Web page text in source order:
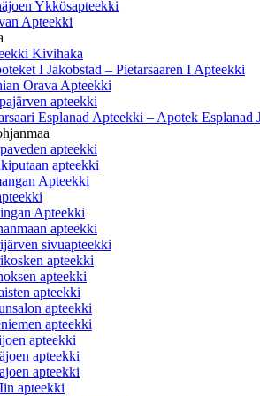
Ykkösapteekki
Apteekki
Kivihaka
I Jakobstad – Pietarsaaren I Apteekki
Orava Apteekki
apteekki
Esplanad Apteekki – Apotek Esplanad
apteekki
apteekki
Apteekki
Apteekki
apteekki
sivuapteekki
apteekki
apteekki
apteekki
apteekki
apteekki
apteekki
apteekki
apteekki
apteekki